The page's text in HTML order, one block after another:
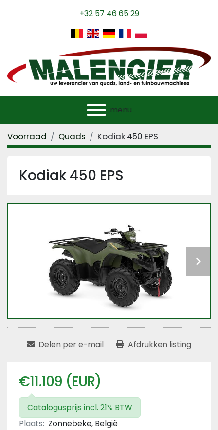
+32 57 46 65 29
menu
Voorraad Quads Kodiak 450 EPS
Kodiak 450 EPS
Delen per e-mail Afdrukken listing
€11.109 (EUR)
Catalogusprijs incl. 21% BTW
Plaats: Zonnebeke, België